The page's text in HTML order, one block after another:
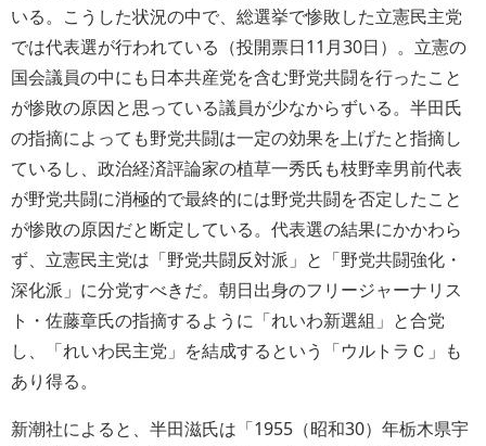
いる。こうした状況の中で、総選挙で惨敗した立憲民主党
では代表選が行われている（投開票日11月30日）。立憲の
国会議員の中にも日本共産党を含む野党共闘を行ったこと
が惨敗の原因と思っている議員が少なからずいる。半田氏
の指摘によっても野党共闘は一定の効果を上げたと指摘し
ているし、政治経済評論家の植草一秀氏も枝野幸男前代表
が野党共闘に消極的で最終的には野党共闘を否定したこと
が惨敗の原因だと断定している。代表選の結果にかかわら
ず、立憲民主党は「野党共闘反対派」と「野党共闘強化・
深化派」に分党すべきだ。朝日出身のフリージャーナリス
ト・佐藤章氏の指摘するように「れいわ新選組」と合党
し、「れいわ民主党」を結成するという「ウルトラＣ」も
あり得る。
新潮社によると、半田滋氏は
1955（昭和30）年栃木県宇